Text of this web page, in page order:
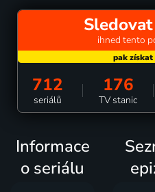
ihned tento
712
seriálů
176
TV stanic
Informace
o seriálu